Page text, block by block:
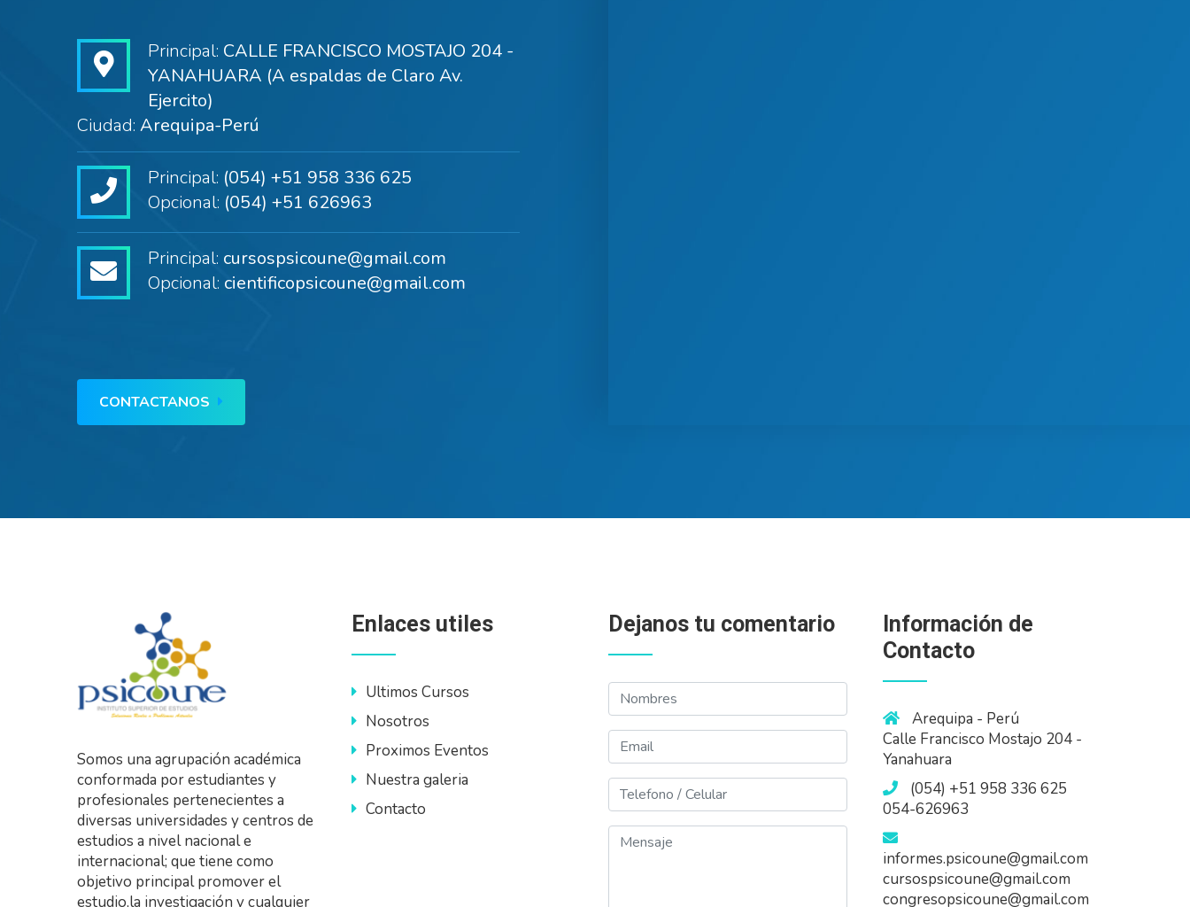
Principal: CALLE FRANCISCO MOSTAJO 204 -
YANAHUARA (A espaldas de Claro Av.
Ejercito)
Ciudad: Arequipa-Perú
Principal: (054) +51 958 336 625
Opcional: (054) +51 626963
Principal: cursospsicoune@gmail.com
Opcional: cientificopsicoune@gmail.com
CONTACTANOS
Somos una agrupación académica
conformada por estudiantes y
profesionales pertenecientes a
diversas universidades y centros de
estudios a nivel nacional e
internacional; que tiene como
objetivo principal promover el
estudio,la investigación y cualquier
Enlaces utiles
Ultimos Cursos
Nosotros
Proximos Eventos
Nuestra galeria
Contacto
Dejanos tu comentario
Nombres
Email
Telefono
Mensaje
Información de
Contacto
Arequipa - Perú
Calle Francisco Mostajo 204 -
Yanahuara
(054) +51 958 336 625
054-626963
informes.psicoune@gmail.com
cursospsicoune@gmail.com
congresopsicoune@gmail.com